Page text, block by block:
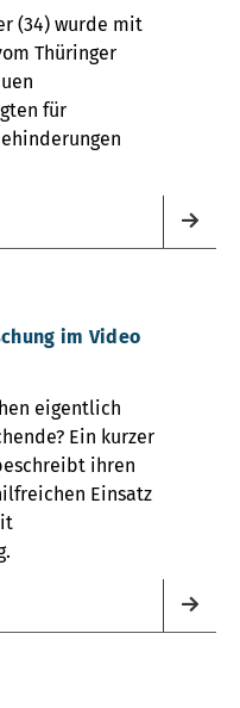
(34) wurde mit
Thüringer
für
im Video
eigentlich
Ein kurzer
ihren
Einsatz